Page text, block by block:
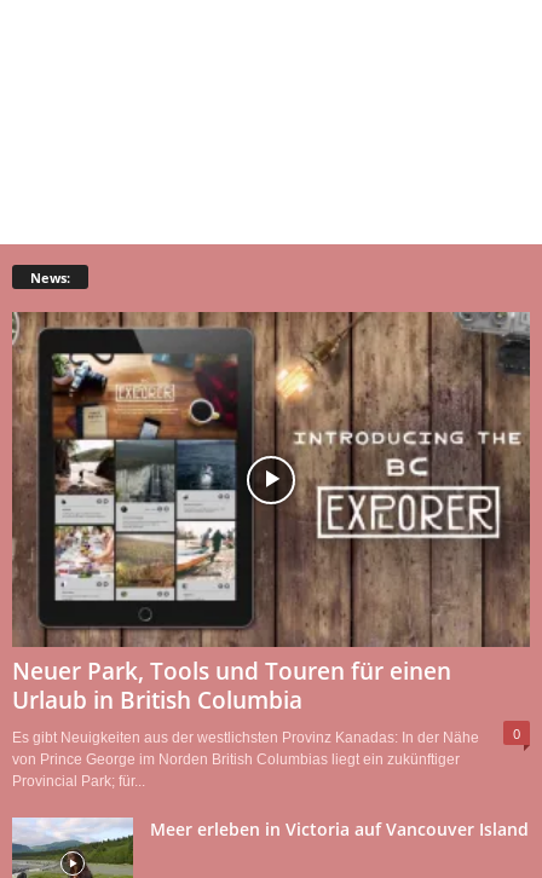
News:
Neuer Park, Tools und Touren für einen
Urlaub in British Columbia
0
Es gibt Neuigkeiten aus der westlichsten Provinz Kanadas: In der Nähe
von Prince George im Norden British Columbias liegt ein zukünftiger
Provincial Park; für...
Meer erleben in Victoria auf Vancouver Island